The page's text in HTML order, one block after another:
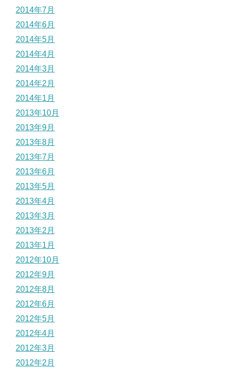
2014年7月
2014年6月
2014年5月
2014年4月
2014年3月
2014年2月
2014年1月
2013年10月
2013年9月
2013年8月
2013年7月
2013年6月
2013年5月
2013年4月
2013年3月
2013年2月
2013年1月
2012年10月
2012年9月
2012年8月
2012年6月
2012年5月
2012年4月
2012年3月
2012年2月